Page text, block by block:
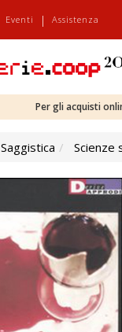
Eventi | Assistenza
Per gli acquisti
Saggistica Scienze